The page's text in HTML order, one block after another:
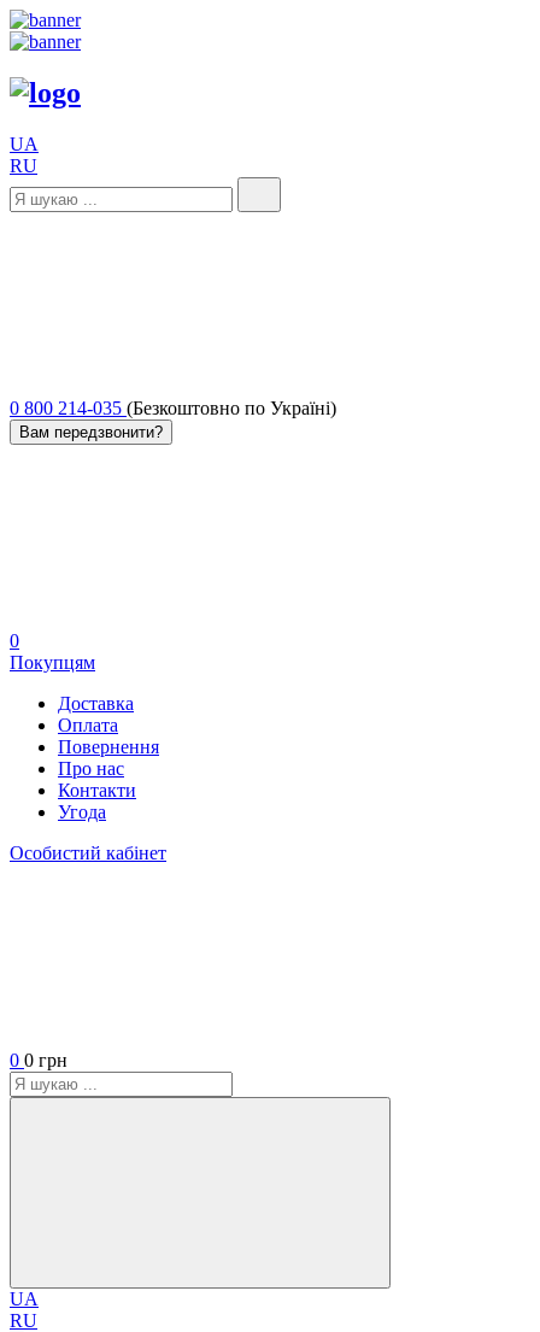
UA
RU
0 800 214-035 (Безкоштовно по Україні)
Вам передзвонити?
0
Покупцям
Доставка
Оплата
Повернення
Про нас
Контакти
Угода
Особистий кабінет
0 0 грн
UA
RU